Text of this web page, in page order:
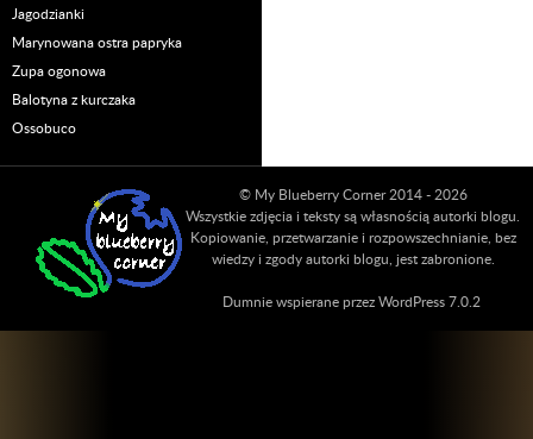
Jagodzianki
Marynowana ostra papryka
Zupa ogonowa
Balotyna z kurczaka
Ossobuco
© My Blueberry Corner 2014 - 2026
Wszystkie zdjęcia i teksty są własnością autorki blogu.
Kopiowanie, przetwarzanie i rozpowszechnianie, bez
wiedzy i zgody autorki blogu, jest zabronione.
Dumnie wspierane przez WordPress 7.0.2